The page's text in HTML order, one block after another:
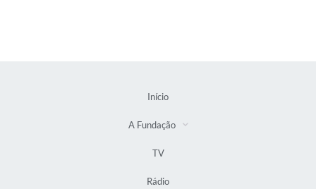
Início
A Fundação
TV
Rádio